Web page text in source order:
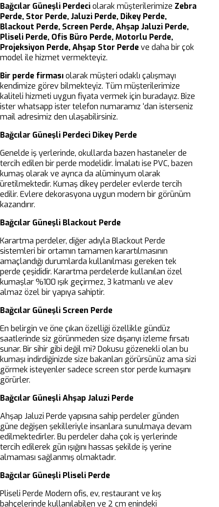
Bağcılar Güneşli Perdeciolarak müşterilerimize Zebra
Perde, Stor Perde, Jaluzi Perde, Dikey Perde,
Blackout Perde, Screen Perde, Ahşap Jaluzi Perde,
Pliseli Perde, Ofis Büro Perde, Motorlu Perde,
Projeksiyon Perde, Ahşap Stor Perdeve daha bir çok
model ile hizmet vermekteyiz.
Bir perde firmasıolarak müşteri odaklı çalışmayı
kendimize görev bilmekteyiz. Tüm müşterilerimize
kaliteli hizmeti uygun fiyata vermek için buradayız. Bize
ister whatsapp ister telefon numaramız ‘dan isterseniz
mail adresimiz den ulaşabilirsiniz.
Bağcılar Güneşli Perdeci Dikey Perde
Genelde iş yerlerinde, okullarda bazen hastaneler de
tercih edilen bir perde modelidir. İmalatı ise PVC, bazen
kumaş olarak ve ayrıca da alüminyum olarak
üretilmektedir. Kumaş dikey perdeler evlerde tercih
edilir. Evlere dekorasyona uygun modern bir görünüm
kazandırır.
Bağcılar Güneşli Blackout Perde
Karartma perdeler, diğer adıyla Blackout Perde
sistemleri bir ortamın tamamen karartılmasının
amaçlandığı durumlarda kullanılması gereken tek
perde çeşididir. Karartma perdelerde kullanılan özel
kumaşlar %100 ışık geçirmez, 3 katmanlı ve alev
almaz özel bir yapıya sahiptir.
Bağcılar Güneşli Screen Perde
En belirgin ve öne çıkan özelliği özellikle gündüz
saatlerinde siz görünmeden size dışarıyı izleme fırsatı
sunar. Bir sihir gibi değil mi? Dokusu gözenekli olan bu
kumaşı indirdiğinizde size bakanları görürsünüz ama sizi
görmek isteyenler sadece screen stor perde kumaşını
görürler.
Bağcılar Güneşli Ahşap Jaluzi Perde
Ahşap Jaluzi Perde yapısına sahip perdeler günden
güne değişen şekilleriyle insanlara sunulmaya devam
edilmektedirler. Bu perdeler daha çok iş yerlerinde
tercih edilerek gün ışığını hassas şekilde iş yerine
almaması sağlanmış olmaktadır.
Bağcılar Güneşli Pliseli Perde
Pliseli Perde Modern ofis, ev, restaurant ve kış
bahçelerinde kullanılabilen ve 2 cm enindeki